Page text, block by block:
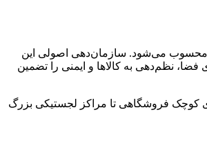
محسوب می‌شود. سازمان‌دهی اصولی این
نظم‌دهی به کالاها و ایمنی را تضمین
کوچک فروشگاهی تا مراکز لجستیکی بزرگ